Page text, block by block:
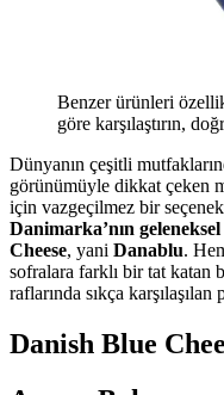
Benzer ürünleri
göre karşılaştırın,
Dünyanın çeşitli
görünümüyle dikkat çeken
için vazgeçilmez bir
Danimarka’nın
Cheese, yani Danablu.
sofralara farklı bir tat katan
raflarında sıkça
Danish Blue